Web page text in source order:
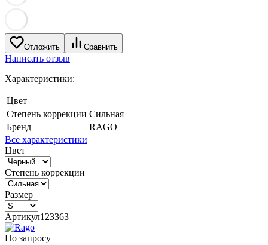
Отложить Сравнить
Написать отзыв
Характеристики:
Цвет
Степень коррекции Сильная
Бренд
RAGO
Все характеристики
Цвет
Степень коррекции
Размер
Артикул123363
По запросу